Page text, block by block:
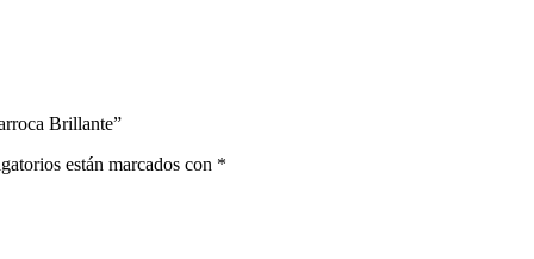
Brillante”
están marcados con *